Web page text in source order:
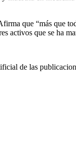
que “más que
activos que se ha
de las